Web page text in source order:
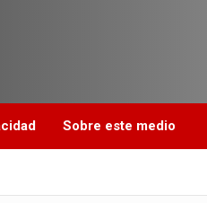
Sobre este medio